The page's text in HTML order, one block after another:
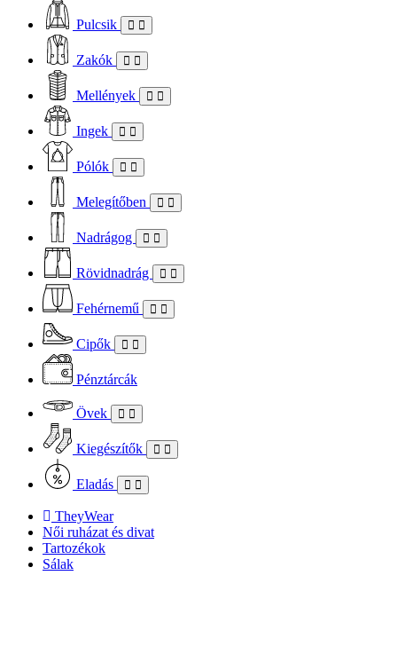
Pulcsik
Zakók
Mellények
Ingek
Pólók
Melegítőben
Nadrágog
Rövidnadrág
Fehérnemű
Cipők
Pénztárcák
Övek
Kiegészítők
Eladás
TheyWear
Női ruházat és divat
Tartozékok
Sálak